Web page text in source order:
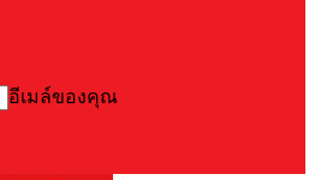
อีเมล์ของคุณ